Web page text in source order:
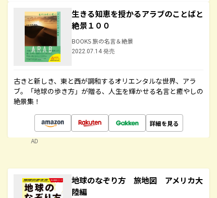
生きる知恵を授かるアラブのことばと
絶景１００
BOOKS 旅の名言＆絶景
2022.07.14 発売
古きと新しき、東と西が調和するオリエンタルな世界、アラ
ブ。「地球の歩き方」が贈る、人生を輝かせる名言と癒やしの
絶景集！
詳細を見る
AD
地球のなぞり方 旅地図 アメリカ大
陸編